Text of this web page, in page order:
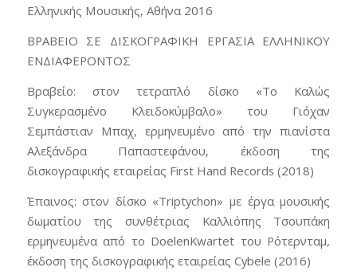
Ελληνικής Μουσικής, Αθήνα 2016
ΒΡΑΒΕΙΟ ΣΕ ΔΙΣΚΟΓΡΑΦΙΚΗ ΕΡΓΑΣΙΑ ΕΛΛΗΝΙΚΟΥ
ΕΝΔΙΑΦΕΡΟΝΤΟΣ
Βραβείο: στον τετραπλό δίσκο «Το Καλώς
Συγκερασμένο Κλειδοκύμβαλο» του Γιόχαν
Σεμπάστιαν Μπαχ, ερμηνευμένο από την πιανίστα
Αλεξάνδρα Παπαστεφάνου, έκδοση της
δισκογραφικής εταιρείας First Hand Records (2018)
Έπαινος: στον δίσκο «Triptychon» με έργα μουσικής
δωματίου της συνθέτριας Καλλιόπης Τσουπάκη
ερμηνευμένα από το DoelenKwartet του Ρότερνταμ,
έκδοση της δισκογραφικής εταιρείας Cybele (2016)